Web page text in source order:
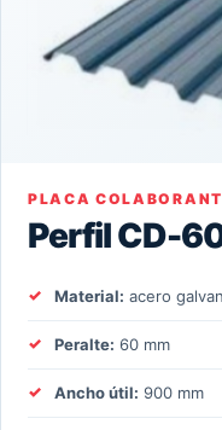
PLACA
Perfil CD-
Material: acero
Peralte: 60 mm
Ancho útil: 900 mm